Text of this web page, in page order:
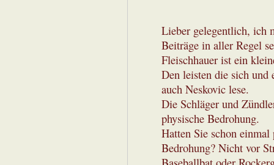
Lieber gelegentlich, ich
Beiträge in aller Regel
Fleischhauer ist ein
Den leisten die sich
auch Neskovic lese.
Die Schläger und
physische Bedrohung.
Hatten Sie schon
Bedrohung? Nicht vor